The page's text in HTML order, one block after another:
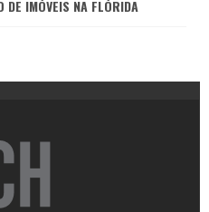
DE IMÓVEIS NA FLÓRIDA